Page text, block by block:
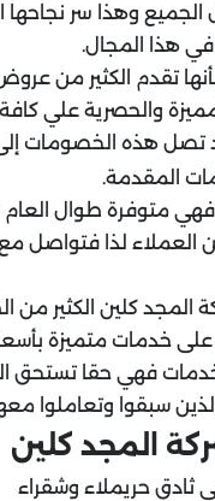
الجميع وهذا سر نجاحها
هذا المجال.
بأنها تقدم الكثير من
والحصرية علي
تصل هذه الخصومات
المقدمة.
فهي متوفرة طوال
العملاء لذا فتواصل مع
المجد كلين الكثير من
خدمات متميزة بأسعار
فهي حقا تستحق
سبقوا وتعاملوا
المجد كلين
ثادق حريملاء وشقراء